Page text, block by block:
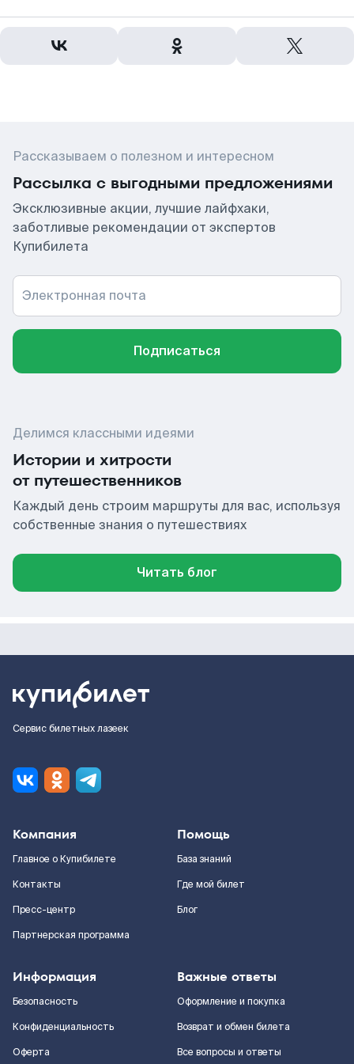
Рассказываем о полезном и интересном
Рассылка с выгодными предложениями
Эксклюзивные акции, лучшие лайфхаки,
заботливые рекомендации от экспертов
Купибилета
Электронная почта
Подписаться
Делимся классными идеями
Истории и хитрости
от путешественников
Каждый день строим маршруты для вас, используя
собственные знания о путешествиях
Читать блог
Сервис билетных лазеек
Компания
Главное о Купибилете
Контакты
Пресс-центр
Партнерская программа
Помощь
База знаний
Где мой билет
Блог
Информация
Безопасность
Конфиденциальность
Оферта
Важные ответы
Оформление и покупка
Возврат и обмен билета
Все вопросы и ответы